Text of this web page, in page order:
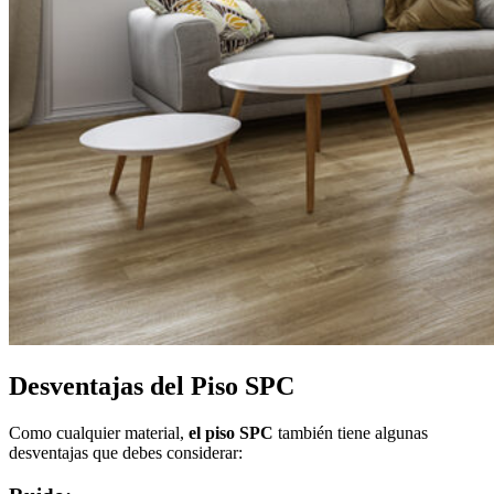
Desventajas del Piso SPC
Como cualquier material, el piso SPC también tiene algunas
desventajas que debes considerar: